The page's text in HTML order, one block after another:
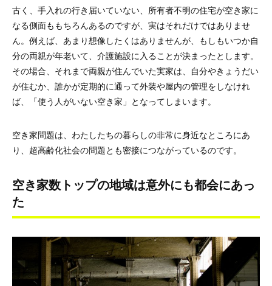
古く、手入れの行き届いていない、所有者不明の住宅が空き家に
なる側面ももちろんあるのですが、実はそれだけではありませ
ん。例えば、あまり想像したくはありませんが、もしもいつか自
分の両親が年老いて、介護施設に入ることが決まったとします。
その場合、それまで両親が住んでいた実家は、自分やきょうだい
が住むか、誰かが定期的に通って外装や屋内の管理をしなけれ
ば、「使う人がいない空き家」となってしまいます。
空き家問題は、わたしたちの暮らしの非常に身近なところにあ
り、超高齢化社会の問題とも密接につながっているのです。
空き家数トップの地域は意外にも都会にあっ
た